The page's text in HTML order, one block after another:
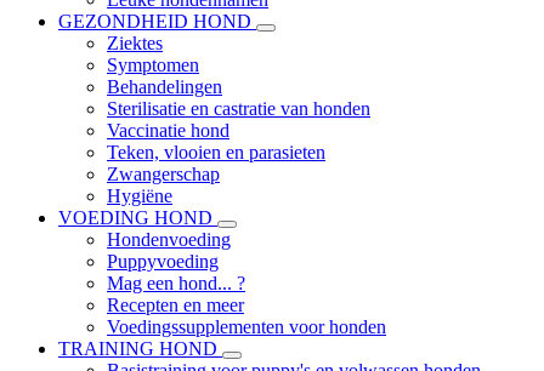
GEZONDHEID HOND
Ziektes
Symptomen
Behandelingen
Sterilisatie en castratie van honden
Vaccinatie hond
Teken, vlooien en parasieten
Zwangerschap
Hygiëne
VOEDING HOND
Hondenvoeding
Puppyvoeding
Mag een hond... ?
Recepten en meer
Voedingssupplementen voor honden
TRAINING HOND